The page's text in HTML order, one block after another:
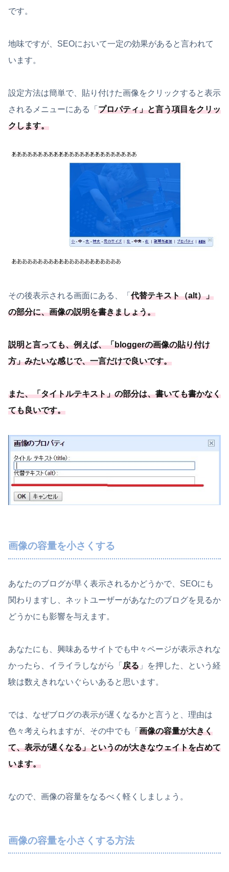
です。
地味ですが、SEOにおいて一定の効果があると言われて
います。
設定方法は簡単で、貼り付けた画像をクリックすると表示
されるメニューにある「 プロパティ」と言う項目をクリッ
クします。
その後表示される画面にある、「 代替テキスト（alt）」
の部分に、画像の説明を書きましょう。
説明と言っても、例えば、「bloggerの画像の貼り付け
方」みたいな感じで、一言だけで良いです。
また、「タイトルテキスト」の部分は、書いても書かなく
ても良いです。
画像の容量を小さくする
あなたのブログが早く表示されるかどうかで、SEOにも
関わりますし、 ネットユーザーがあなたのブログを見るか
どうかにも影響を与えます。
あなたにも、興味あるサイトでも中々ページが表示されな
かったら、イライラしながら「 戻る 」を押した、という経
験は数えきれないぐらいあると思います。
では、なぜブログの表示が遅くなるかと言うと、理由は
色々考えられますが、その中でも「 画像の容量が大きく
て、表示が遅くなる」というのが大きなウェイトを占めて
います。
なので、画像の容量をなるべく軽くしましょう。
画像の容量を小さくする方法